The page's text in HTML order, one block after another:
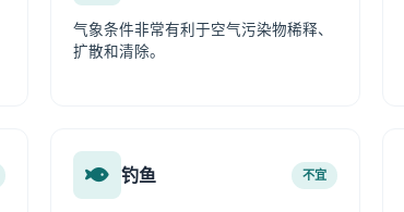
气象条件非常有利于空气污染物稀释、
扩散和清除。
钓鱼 不宜